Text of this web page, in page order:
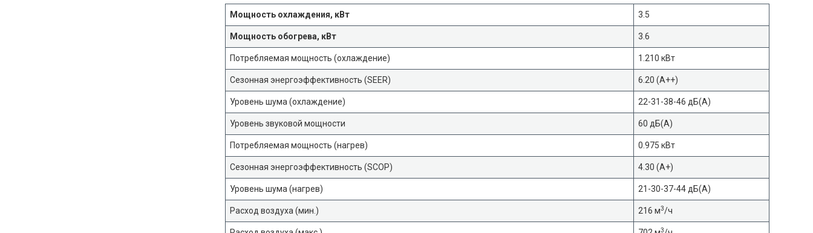
Мощность охлаждения, кВт 3.5
Мощность обогрева, кВт 3.6
Потребляемая мощность (охлаждение) 1.210 кВт
Сезонная энергоэффективность (SEER) 6.20 (A++)
Уровень шума (охлаждение) 22-31-38-46 дБ(А)
Уровень звуковой мощности 60 дБ(А)
Потребляемая мощность (нагрев) 0.975 кВт
Сезонная энергоэффективность (SCOP) 4.30 (A+)
Уровень шума (нагрев) 21-30-37-44 дБ(А)
Расход воздуха (мин.) 216 м3/ч
3